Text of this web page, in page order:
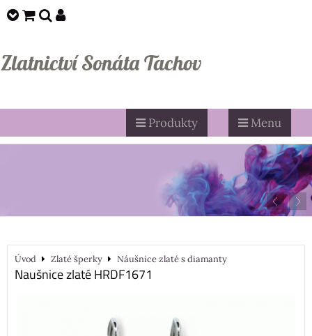
Zlatnictví Sonáta Tachov
Produkty Menu
Úvod Zlaté šperky Náušnice zlaté s diamanty
Naušnice zlaté HRDF1671